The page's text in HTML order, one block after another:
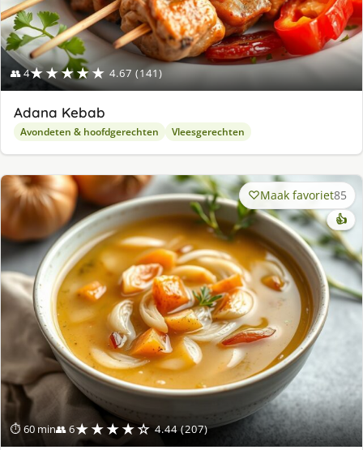
👥 4★★★★★ 4.67 (141)
Adana Kebab
Avondeten & hoofdgerechten Vleesgerechten
⏱ 60 min👥 6★★★★☆ 4.44 (207)
Maak favoriet85
👍